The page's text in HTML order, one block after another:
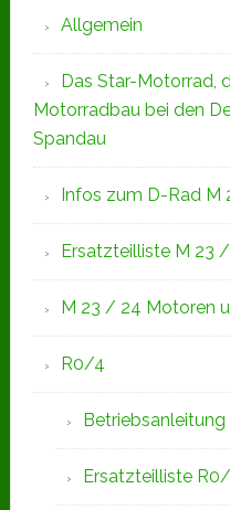
Allgemein
Das Star-Motorrad,
Motorradbau bei den
Spandau
Infos zum D-Rad M
Ersatzteilliste M 23
M 23 / 24 Motoren
R0/4
Ersatzteilliste